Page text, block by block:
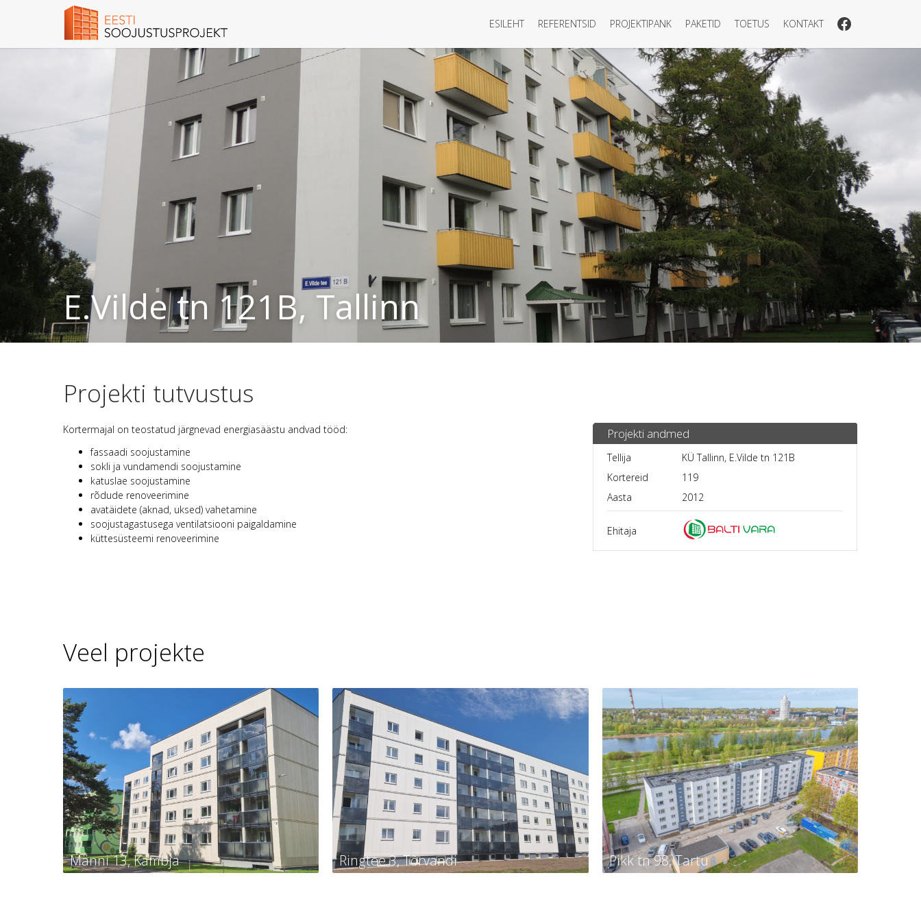
ESILEHT REFERENTSID PROJEKTIPANK PAKETID TOETUS KONTAKT
E.Vilde tn 121B, Tallinn
Projekti tutvustus
Kortermajal on teostatud järgnevad energiasäästu andvad tööd:
fassaadi soojustamine
sokli ja vundamendi soojustamine
katuslae soojustamine
rõdude renoveerimine
avatäidete (aknad, uksed) vahetamine
soojustagastusega ventilatsiooni paigaldamine
küttesüsteemi renoveerimine
Projekti andmed
Tellija
KÜ Tallinn, E.Vilde tn 121B
Kortereid
119
Aasta
2012
Ehitaja
Veel projekte
Männi 13, Kambja Ringtee 3, Tõrvandi Pikk tn 98, Tartu